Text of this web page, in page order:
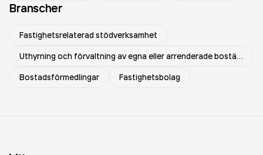
Branscher
Fastighetsrelaterad stödverksamhet
Uthyrning och förvaltning av egna eller arrenderade bostäder
Bostadsförmedlingar
Fastighetsbolag